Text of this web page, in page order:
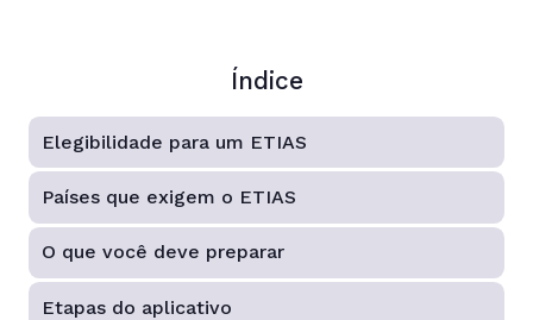
Índice
Elegibilidade para um ETIAS
Países que exigem o ETIAS
O que você deve preparar
Etapas do aplicativo